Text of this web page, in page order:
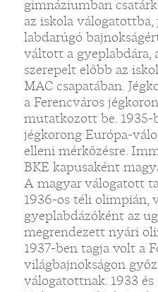
gimnáziumban
az iskola
labdarúgó
váltott a gyeplabdára,
szerepelt előbb az
MAC csapatában.
a Ferencváros
mutatkozott be.
jégkorong Európa-
elleni mérkőzésre.
BKE kapusaként
A magyar válogatott
1936-os téli olimpián,
gyeplabdázóként az
megrendezett nyári
1937-ben tagja volt a
világbajnokságon
válogatottnak. 1933